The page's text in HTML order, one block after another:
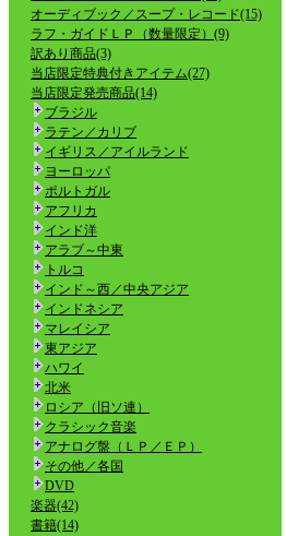
オーディブック／スープ・レコード(15)
ラフ・ガイドＬＰ（数量限定）(9)
訳あり商品(3)
当店限定特典付きアイテム(27)
当店限定発売商品(14)
ブラジル
ラテン／カリブ
イギリス／アイルランド
ヨーロッパ
ポルトガル
アフリカ
インド洋
アラブ～中東
トルコ
インド～西／中央アジア
インドネシア
マレイシア
東アジア
ハワイ
北米
ロシア（旧ソ連）
クラシック音楽
アナログ盤（ＬＰ／ＥＰ）
その他／各国
DVD
楽器(42)
書籍(14)